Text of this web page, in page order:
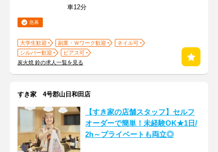
車12分
急募
大学生歓迎 副業・Ｗワーク歓迎
ネイル可
シルバー歓迎
ピアス可
炭火焼 鈴の求人一覧を見る
すき家 4号郡山日和田店
【すき家の店舗スタッフ】セルフ
オーダーで簡単！未経験OK★1日/
2h～プライベートも両立◎